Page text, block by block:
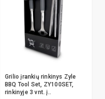
Grilio įrankių rinkinys Zyle
BBQ Tool Set, ZY100SET,
rinkinyje 3 vnt. į..